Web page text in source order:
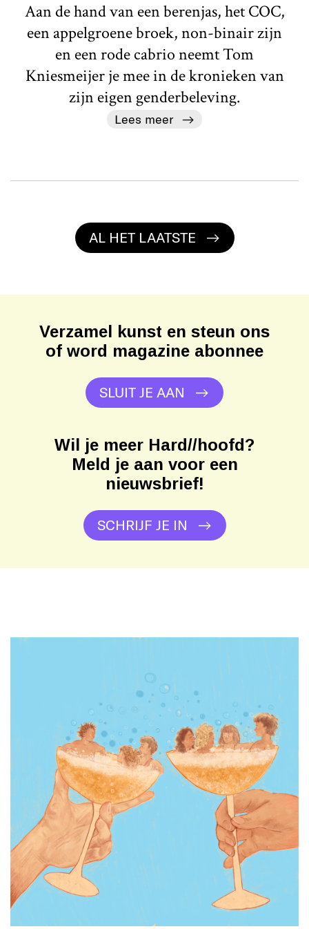
Aan de hand van een berenjas, het COC,
een appelgroene broek, non-binair zijn
en een rode cabrio neemt Tom
Kniesmeijer je mee in de kronieken van
zijn eigen genderbeleving.
Lees meer
AL HET LAATSTE
Verzamel kunst en steun ons
of word magazine abonnee
SLUIT JE AAN
Wil je meer Hard//hoofd?
Meld je aan voor een
nieuwsbrief!
SCHRIJF JE IN